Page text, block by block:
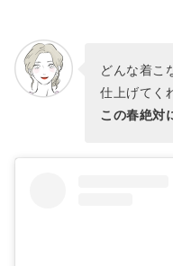
どんな着こ
仕上げてく
この春絶対